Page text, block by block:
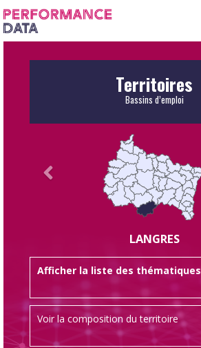
Panneau de gestion des cookies
Territoires
Bassins d’emploi
LANGRES
Afficher la liste des thématiques
Voir la composition du territoire